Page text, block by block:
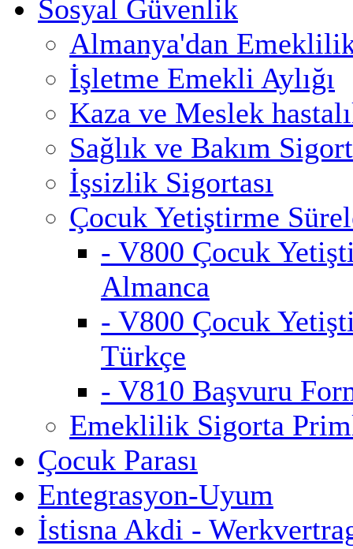
Sosyal Güvenlik
Almanya'dan
İşletme Emekli Aylığı
Kaza ve Meslek
Sağlık ve Bakım
İşsizlik Sigortası
Çocuk Yetiştirme
- V800 Çocuk
Almanca
- V800 Çocuk
Türkçe
- V810 Başvuru
Emeklilik Sigorta
Çocuk Parası
Entegrasyon-Uyum
İstisna Akdi -